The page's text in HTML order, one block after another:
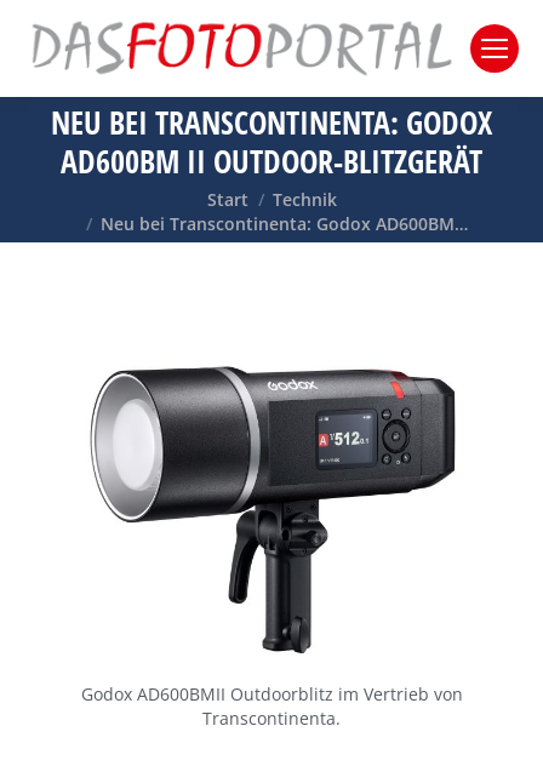
NEU BEI TRANSCONTINENTA: GODOX
AD600BM II OUTDOOR-BLITZGERÄT
Sie befinden sich hier:
Start
Technik
Neu bei Transcontinenta: Godox AD600BM…
Godox AD600BMII Outdoorblitz im Vertrieb von
Transcontinenta.